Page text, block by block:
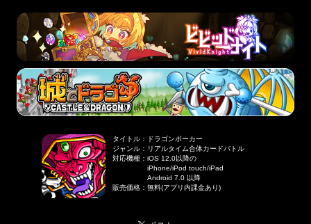
タイトル ：
ドラゴンポーカー
ジャンル ： リアルタイム合体カードバトル
対応機種 ：iOS 12.0以降の
iPhone/iPod touch/iPad
Android 7.0 以降
販売価格 ：無料(アプリ内課金あり)